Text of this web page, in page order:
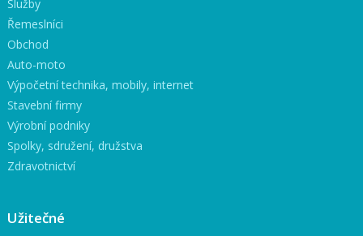
Služby
Řemeslníci
Obchod
Auto-moto
Výpočetní technika, mobily, internet
Stavební firmy
Výrobní podniky
Spolky, sdružení, družstva
Zdravotnictví
Užitečné